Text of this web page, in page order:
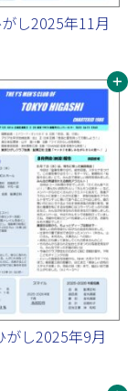
し2025年11月
がし2025年9月